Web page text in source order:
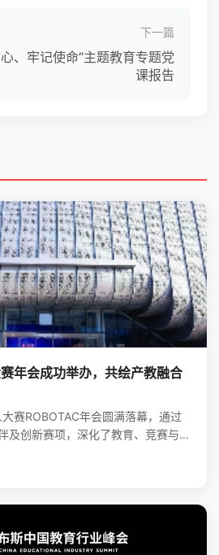
下一篇
、牢记使命”主题教育专题党
课报告
年会成功举办，共绘产教融合
赛ROBOTAC年会圆满落幕，通过
及创新赛项，深化了教育、竞赛与产